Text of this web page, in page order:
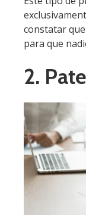
constatar
para que
2.